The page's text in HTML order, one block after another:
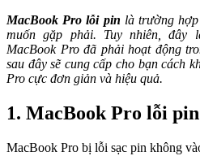
MacBook Pro lỗi pin là trường
muốn gặp phải. Tuy nhiên, đây
MacBook Pro đã phải hoạt động
sau đây sẽ cung cấp cho bạn cách
Pro cực đơn giản và hiệu quả.
1. MacBook Pro lỗi
MacBook Pro bị lỗi sạc pin không